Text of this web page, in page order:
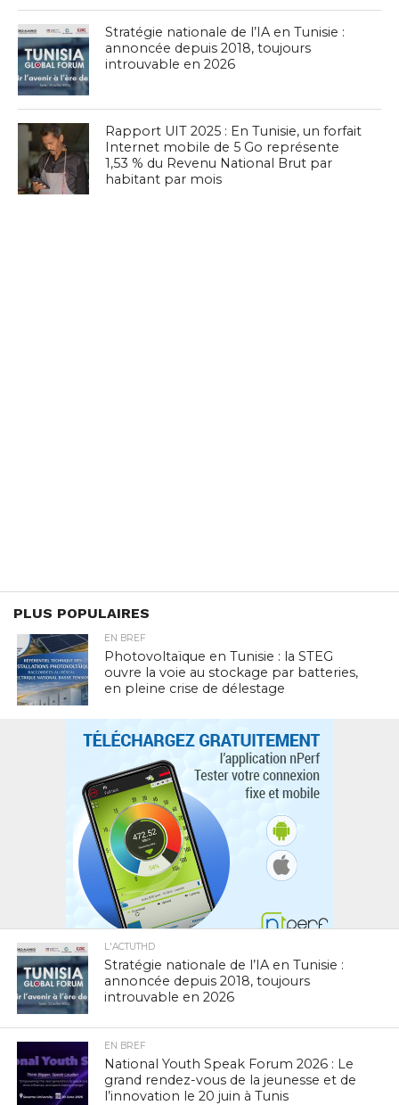
Stratégie nationale de l’IA en Tunisie :
annoncée depuis 2018, toujours
introuvable en 2026
Rapport UIT 2025 : En Tunisie, un forfait
Internet mobile de 5 Go représente
1,53 % du Revenu National Brut par
habitant par mois
PLUS POPULAIRES
EN BREF
Photovoltaïque en Tunisie : la STEG
ouvre la voie au stockage par batteries,
en pleine crise de délestage
L'ACTUTHD
Stratégie nationale de l’IA en Tunisie :
annoncée depuis 2018, toujours
introuvable en 2026
EN BREF
National Youth Speak Forum 2026 : Le
grand rendez-vous de la jeunesse et de
l’innovation le 20 juin à Tunis